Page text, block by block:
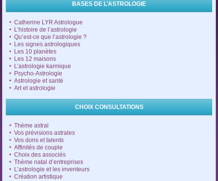
BASES DE L’ASTROLOGIE
Catherine LYR Astrologue
L’histoire de l’astrologie
Qu’est-ce que l’astrologie ?
Les signes astrologiques
Les 10 planètes
Les 12 maisons
L’astrologie karmique
Psycho-Astrologie
Astrologie et santé
Art et astrologie
CHOIX CONSULTATIONS
Thème astral
Vos prévisions astrales
Vos dons et talents
Affinités de couple
Choix des associés
Thème natal d’entreprises
L’astrologie et les inventeurs
Création artistique